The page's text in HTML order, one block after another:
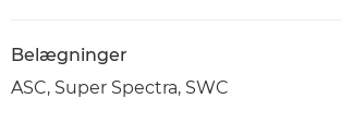
Belægninger
ASC, Super Spectra, SWC